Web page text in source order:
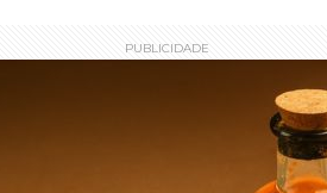
PUBLICIDADE